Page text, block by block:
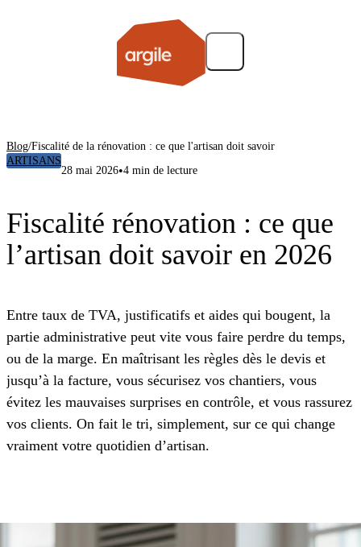
Blog/Fiscalité de la rénovation : ce que l'artisan doit savoir
ARTISANS
28 mai 2026•4 min de lecture
Fiscalité rénovation : ce que
l’artisan doit savoir en 2026
Entre taux de TVA, justificatifs et aides qui bougent, la
partie administrative peut vite vous faire perdre du temps,
ou de la marge. En maîtrisant les règles dès le devis et
jusqu’à la facture, vous sécurisez vos chantiers, vous
évitez les mauvaises surprises en contrôle, et vous rassurez
vos clients. On fait le tri, simplement, sur ce qui change
vraiment votre quotidien d’artisan.